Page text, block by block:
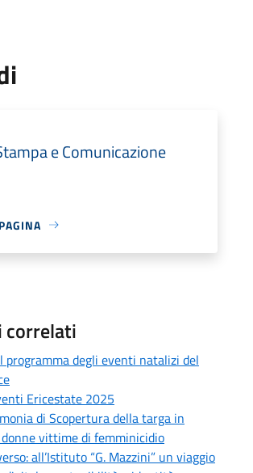
e Comunicazione
correlati
programma degli eventi natalizi del
Ericestate 2025
di Scopertura della targa in
vittime di femminicidio
all’Istituto “G. Mazzini” un viaggio